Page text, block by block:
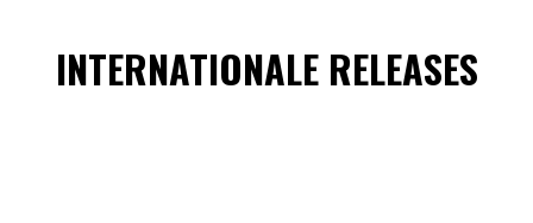
INTERNATIONALE RELEASES